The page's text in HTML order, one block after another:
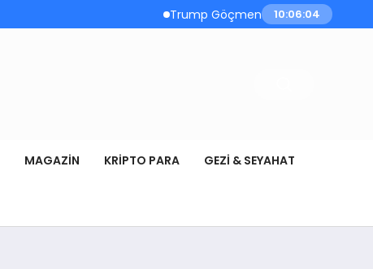
Trump Göçmen Kamyon Şoförleri
10:06:04
MAGAZIN KRIPTO PARA GEZI & SEYAHAT